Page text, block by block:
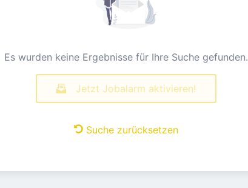
Es wurden keine Ergebnisse für Ihre Suche gefunden.
Jetzt Jobalarm aktivieren!
Suche zurücksetzen